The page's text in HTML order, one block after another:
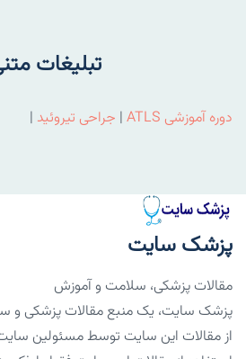
تبلیغات
دوره آموزشی ATLS | جراحی تیروئید |
پزشک سایت
مقالات پزشکی، سلامت و آموزش
پزشک سایت، یک منبع مقالات پزشکی
از مقالات این سایت توسط مسئولین